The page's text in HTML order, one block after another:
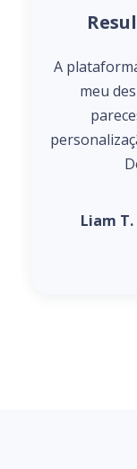
A
meu
Liam T.